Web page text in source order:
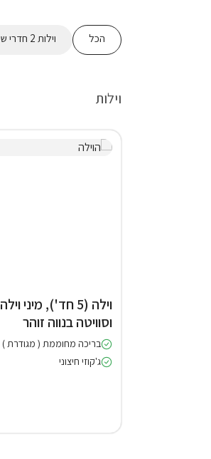
הכל וילות 2 חדרי שינה
וילות
וילה (5 חד'), מיני וילה
וסוויטה בנווה זוהר
בריכה מחוממת ( מגודרת )
ג'קוזי חיצוני